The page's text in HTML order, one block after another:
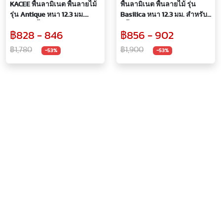
KACEE พื้นลามิเนต พื้นลายไม้
รุ่น Antique หนา 12.3 มม.
฿828 - 846
฿1,780 -53%
พื้นลามิเนต พื้นลายไม้ รุ่น
Basilica หนา 12.3 มม. สำหรับ
฿856 - 902
฿1,900 -53%